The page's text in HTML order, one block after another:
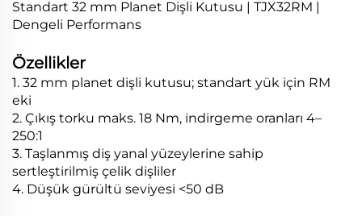
Standart 32 mm Planet Dişli Kutusu | TJX32RM |
Dengeli Performans
Özellikler
1. 32 mm planet dişli kutusu; standart yük için RM
eki
2. Çıkış torku maks. 18 Nm, indirgeme oranları 4–
250:1
3. Taşlanmış diş yanal yüzeylerine sahip
sertleştirilmiş çelik dişliler
4. Düşük gürültü seviyesi <50 dB